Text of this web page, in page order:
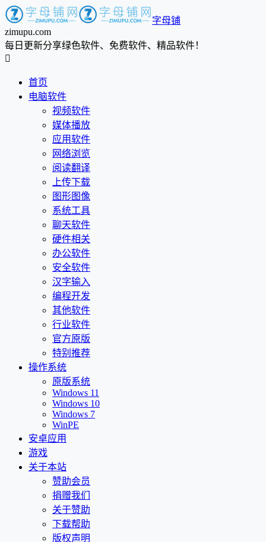
字母铺
zimupu.com
每日更新分享绿色软件、免费软件、精品软件！

首页
电脑软件
视频软件
媒体播放
应用软件
网络浏览
阅读翻译
上传下载
图形图像
系统工具
聊天软件
硬件相关
办公软件
安全软件
汉字输入
编程开发
其他软件
行业软件
官方原版
特别推荐
操作系统
原版系统
Windows 11
Windows 10
Windows 7
WinPE
安卓应用
游戏
关于本站
赞助会员
捐赠我们
关于赞助
下载帮助
版权声明